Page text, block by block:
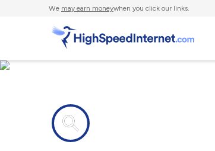
We may earn moneywhen you click our links.